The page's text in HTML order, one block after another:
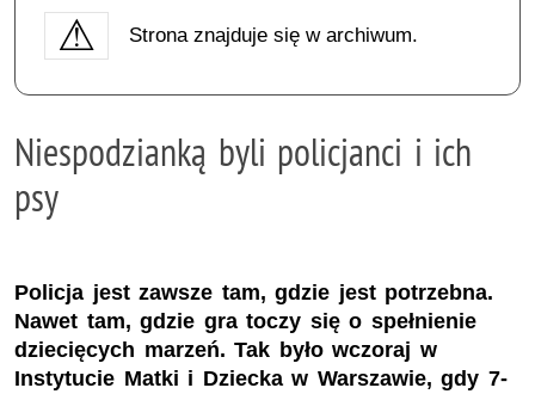
Strona znajduje się w archiwum.
Niespodzianką byli policjanci i ich
psy
Policja jest zawsze tam, gdzie jest potrzebna.
Nawet tam, gdzie gra toczy się o spełnienie
dziecięcych marzeń. Tak było wczoraj w
Instytucie Matki i Dziecka w Warszawie, gdy 7-